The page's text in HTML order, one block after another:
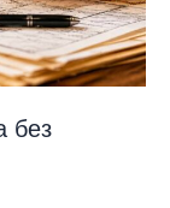
без